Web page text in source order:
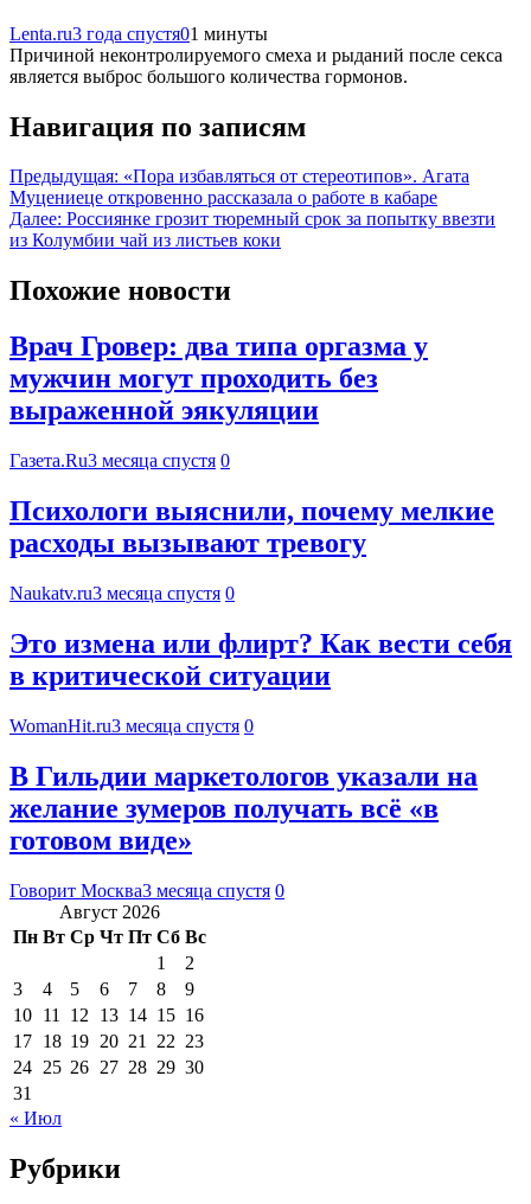
Lenta.ru3 года спустя01 минуты
Причиной неконтролируемого смеха и рыданий после секса
является выброс большого количества гормонов.
Навигация по записям
Предыдущая: «Пора избавляться от стереотипов». Агата
Муцениеце откровенно рассказала о работе в кабаре
Далее: Россиянке грозит тюремный срок за попытку ввезти
из Колумбии чай из листьев коки
Похожие новости
Врач Гровер: два типа оргазма у
мужчин могут проходить без
выраженной эякуляции
Газета.Ru3 месяца спустя 0
Психологи выяснили, почему мелкие
расходы вызывают тревогу
Naukatv.ru3 месяца спустя 0
Это измена или флирт? Как вести себя
в критической ситуации
WomanHit.ru3 месяца спустя 0
В Гильдии маркетологов указали на
желание зумеров получать всё «в
готовом виде»
Говорит Москва3 месяца спустя 0
Август 2026
Пн Вт Ср Чт Пт Сб Вс
1
2
3
4 5 6 7 8
9
10 11 12 13 14 15 16
17 18 19 20 21 22 23
24 25 26 27 28 29 30
31
« Июл
Рубрики